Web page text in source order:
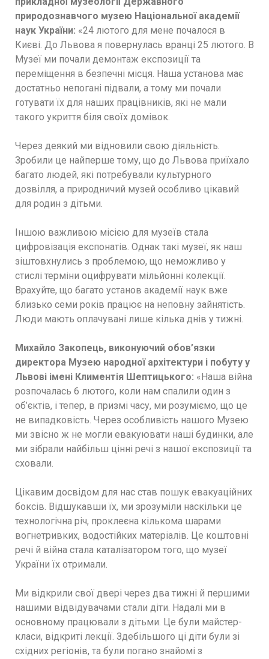
природознавчого музею Національної академії
наук України: «24 лютого для мене почалося в
Києві. До Львова я повернулась вранці 25 лютого. В
Музеї ми почали демонтаж експозиції та
переміщення в безпечні місця. Наша установа має
достатньо непогані підвали, а тому ми почали
готувати їх для наших працівників, які не мали
такого укриття біля своїх домівок.
Через деякий ми відновили свою діяльність.
Зробили це найперше тому, що до Львова приїхало
багато людей, які потребували культурного
дозвілля, а природничий музей особливо цікавий
для родин з дітьми.
Іншою важливою місією для музеїв стала
цифровізація експонатів. Однак такі музеї, як наш
зіштовхнулись з проблемою, що неможливо у
стислі терміни оцифрувати мільйонні колекції.
Врахуйте, що багато установ академії наук вже
близько семи років працює на неповну зайнятість.
Люди мають оплачувані лише кілька днів у тижні.
Михайло Закопець, виконуючий обов’язки
директора Музею народної архітектури і побуту у
Львові імені Климентія Шептицького: «Наша війна
розпочалась 6 лютого, коли нам спалили один з
об’єктів, і тепер, в призмі часу, ми розуміємо, що це
не випадковість. Через особливість нашого Музею
ми звісно ж не могли евакуювати наші будинки, але
ми зібрали найбільш цінні речі з нашої експозиції та
сховали.
Цікавим досвідом для нас став пошук евакуаційних
боксів. Відшукавши їх, ми зрозуміли наскільки це
технологічна річ, проклеєна кількома шарами
вогнетривких, водостійких матеріалів. Це коштовні
речі й війна стала каталізатором того, що музеї
України їх отримали.
Ми відкрили свої двері через два тижні й першими
нашими відвідувачами стали діти. Надалі ми в
основному працювали з дітьми. Це були майстер-
класи, відкриті лекції. Здебільшого ці діти були зі
східних регіонів, та були погано знайомі з